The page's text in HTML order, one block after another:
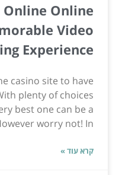
Online
Video
Experience
casino site to have
plenty of choices
best one can be a
worry not! In...
קרא עוד »